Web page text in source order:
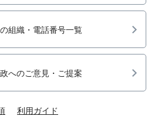
組織・電話番号一覧
へのご意見・ご提案
利用ガイド